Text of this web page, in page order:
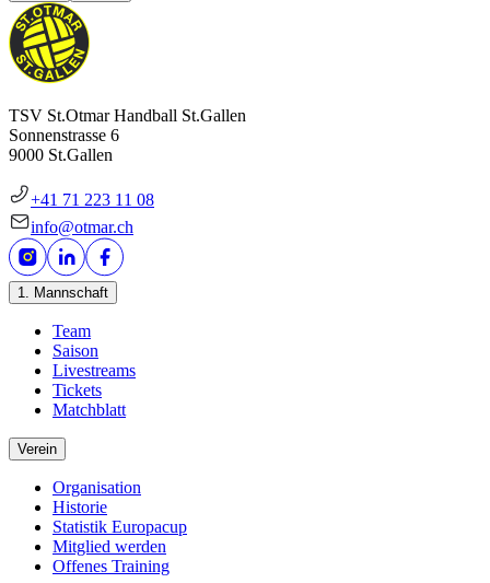
TSV St.Otmar Handball St.Gallen
Sonnenstrasse 6
9000 St.Gallen
+41 71 223 11 08
info@otmar.ch
1. Mannschaft
Team
Saison
Livestreams
Tickets
Matchblatt
Verein
Organisation
Historie
Statistik Europacup
Mitglied werden
Offenes Training